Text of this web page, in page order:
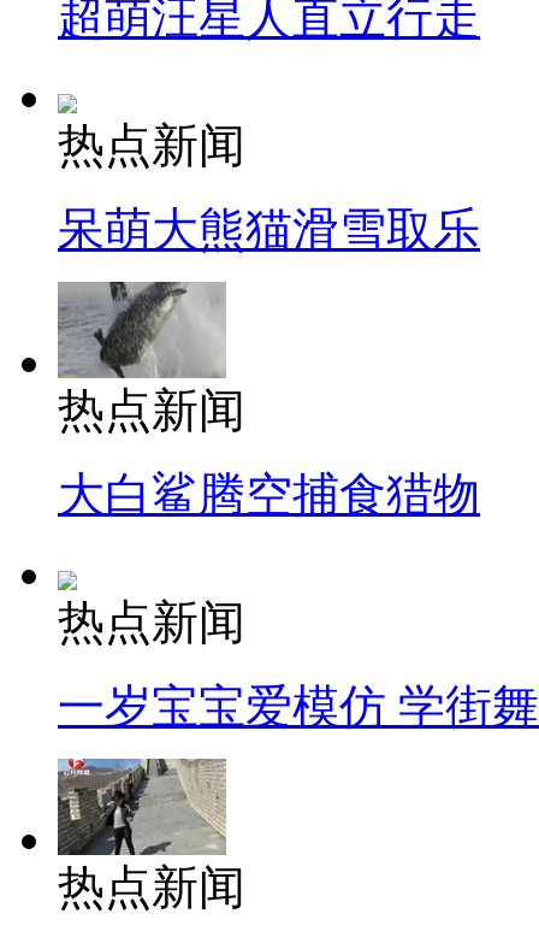
超萌汪星人直立行走
热点新闻
呆萌大熊猫滑雪取乐
热点新闻
大白鲨腾空捕食猎物
热点新闻
一岁宝宝爱模仿 学街
热点新闻